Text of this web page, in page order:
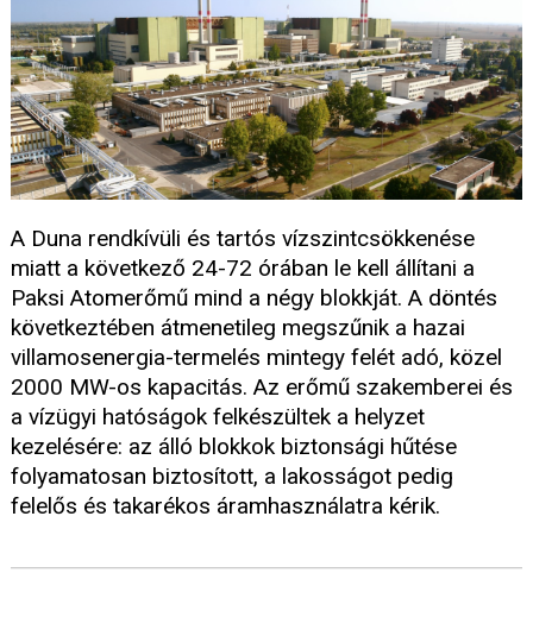
A Duna rendkívüli és tartós vízszintcsökkenése
miatt a következő 24-72 órában le kell állítani a
Paksi Atomerőmű mind a négy blokkját. A döntés
következtében átmenetileg megszűnik a hazai
villamosenergia-termelés mintegy felét adó, közel
2000 MW-os kapacitás. Az erőmű szakemberei és
a vízügyi hatóságok felkészültek a helyzet
kezelésére: az álló blokkok biztonsági hűtése
folyamatosan biztosított, a lakosságot pedig
felelős és takarékos áramhasználatra kérik.